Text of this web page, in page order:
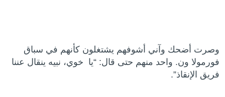
وصرت أضحك وآني أشوفهم يشتغلون كأنهم في سباق
فورمولا ون. واحد منهم حتى قال: “يا خوي، نبيه ينقال عننا
فريق الإنقاذ”.